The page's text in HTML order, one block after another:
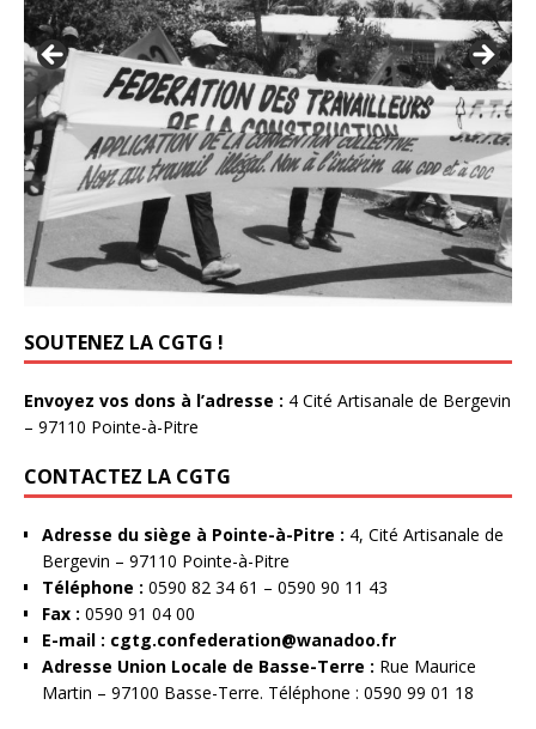
SOUTENEZ LA CGTG !
Envoyez vos dons à l’adresse : 4 Cité Artisanale de Bergevin
– 97110 Pointe-à-Pitre
CONTACTEZ LA CGTG
Adresse du siège à Pointe-à-Pitre : 4, Cité Artisanale de
Bergevin – 97110 Pointe-à-Pitre
Téléphone : 0590 82 34 61 – 0590 90 11 43
Fax : 0590 91 04 00
E-mail : cgtg.confederation@wanadoo.fr
Adresse Union Locale de Basse-Terre : Rue Maurice
Martin – 97100 Basse-Terre. Téléphone : 0590 99 01 18